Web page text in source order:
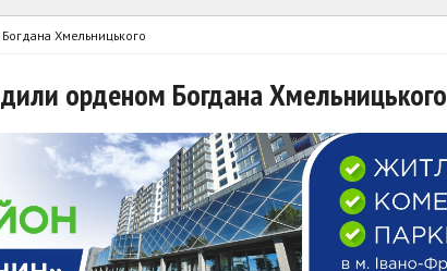
Хмельницького
орденом Богдана Хмельницького